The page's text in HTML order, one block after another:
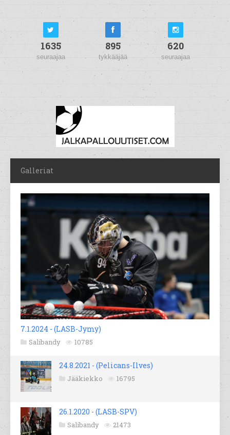
1635
seuraajaa
895
tykkääjää
620
seuraajaa
Galleriat
7.1.2024 - (LASB-Jymy)
Salibandy 10785
24.8.2021 - (Pelicans-Ilves)
Jääkiekko 16795
26.1.2020 - (LASB-SPV)
Salibandy 21473